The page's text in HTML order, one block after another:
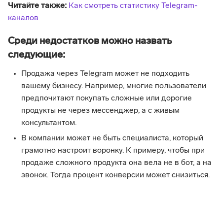
Читайте также: Как смотреть статистику Telegram-
каналов
Среди недостатков можно назвать
следующие:
Продажа через Telegram может не подходить
вашему бизнесу. Например, многие пользователи
предпочитают покупать сложные или дорогие
продукты не через мессенджер, а с живым
консультантом.
В компании может не быть специалиста, который
грамотно настроит воронку. К примеру, чтобы при
продаже сложного продукта она вела не в бот, а на
звонок. Тогда процент конверсии может снизиться.